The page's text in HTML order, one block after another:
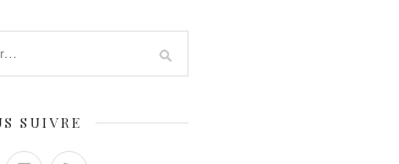
SUIVRE